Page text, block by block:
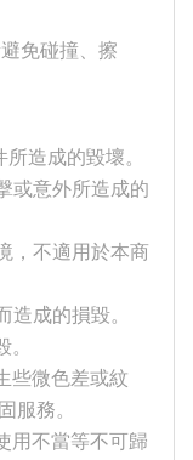
免碰撞、擦
造成的毀壞。
或意外所造成的
，不適用於本商
成的損毀。
些微色差或紋
服務。
用不當等不可歸